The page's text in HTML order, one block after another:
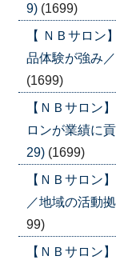
9) (1699)
【 ＮＢサロン
品体験が強み
(1699)
【ＮＢサロン
ロンが業績に
29) (1699)
【ＮＢサロン
／地域の活動
99)
【ＮＢサロン